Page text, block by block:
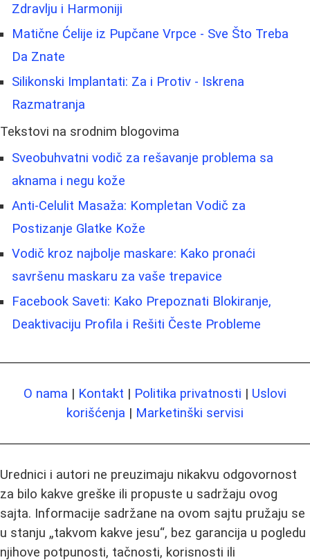
Zdravlju i Harmoniji
Matične Ćelije iz Pupčane Vrpce - Sve Što Treba
Da Znate
Silikonski Implantati: Za i Protiv - Iskrena
Razmatranja
Tekstovi na srodnim blogovima
Sveobuhvatni vodič za rešavanje problema sa
aknama i negu kože
Anti-Celulit Masaža: Kompletan Vodič za
Postizanje Glatke Kože
Vodič kroz najbolje maskare: Kako pronaći
savršenu maskaru za vaše trepavice
Facebook Saveti: Kako Prepoznati Blokiranje,
Deaktivaciju Profila i Rešiti Česte Probleme
O nama | Kontakt | Politika privatnosti | Uslovi
korišćenja | Marketinški servisi
Urednici i autori ne preuzimaju nikakvu odgovornost
za bilo kakve greške ili propuste u sadržaju ovog
sajta. Informacije sadržane na ovom sajtu pružaju se
u stanju „takvom kakve jesu“, bez garancija u pogledu
njihove potpunosti, tačnosti, korisnosti ili